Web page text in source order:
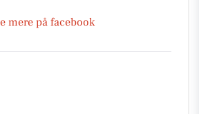
mere på facebook